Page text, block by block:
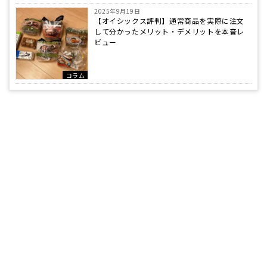
コラム
2025年9月19日
【オイシックス評判】通常商品を実際に注文
して分かったメリット・デメリットを本音レ
ビュー